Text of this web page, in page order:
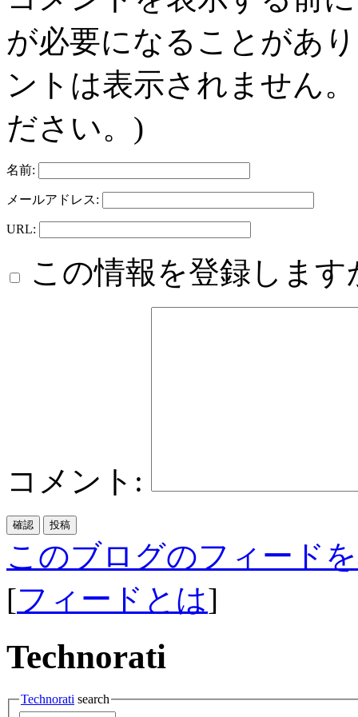
が必要になることがあ
ントは表示されません
ださい。)
名前:
メールアドレス:
URL:
この情報を登録します
コメント:
このブログのフィード
[フィードとは]
Technorati
Technorati search